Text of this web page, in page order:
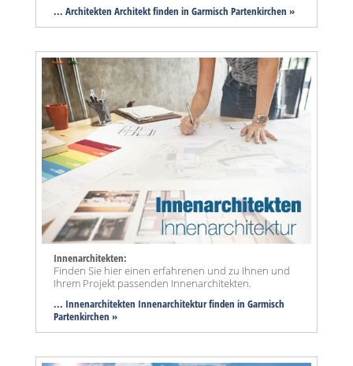
... Architekten Architekt finden in Garmisch Partenkirchen »
Innenarchitekten:
Finden Sie hier einen erfahrenen und zu Ihnen und
Ihrem Projekt passenden Innenarchitekten.
... Innenarchitekten Innenarchitektur finden in Garmisch
Partenkirchen »